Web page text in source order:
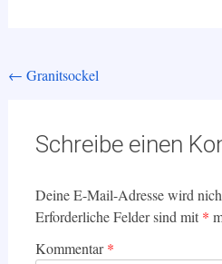
Beitragsnavigation
← Granitsockel
Schreibe einen
Deine E-Mail-Adresse wird
Erforderliche Felder sind mit *
Kommentar*